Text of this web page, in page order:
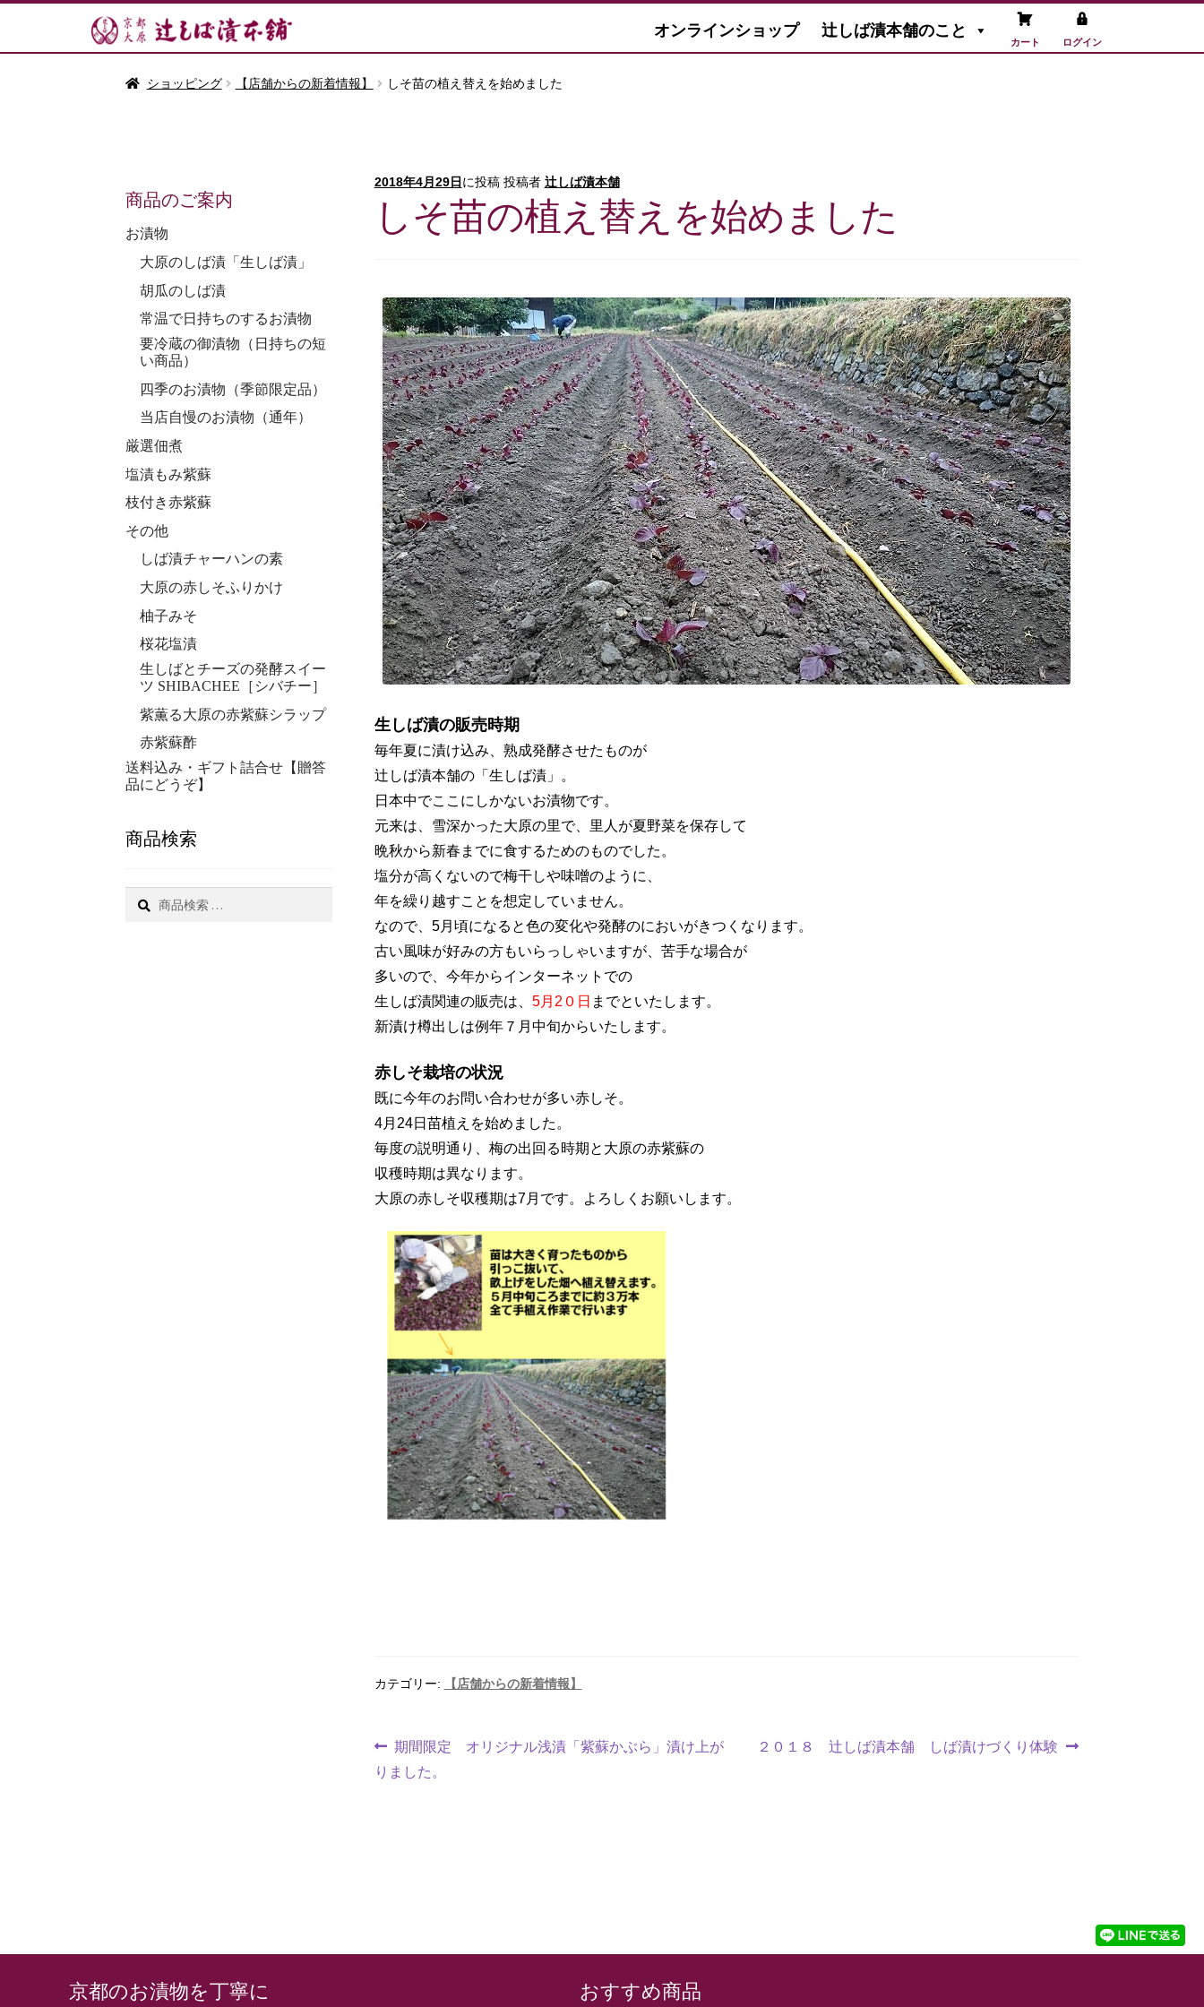
オンラインショップ 辻しば漬本舗のこと
カート ログイン
ショッピング 【店舗からの新着情報】 しそ苗の植え替えを始めました
2018年4月29日に投稿 投稿者 辻しば漬本舗
しそ苗の植え替えを始めました
生しば漬の販売時期
毎年夏に漬け込み、熟成発酵させたものが
辻しば漬本舗の「生しば漬」。
日本中でここにしかないお漬物です。
元来は、雪深かった大原の里で、里人が夏野菜を保存して
晩秋から新春までに食するためのものでした。
塩分が高くないので梅干しや味噌のように、
年を繰り越すことを想定していません。
なので、 5月頃になると色の変化や発酵のにおいがきつくなります。
古い風味が好みの方もいらっしゃいますが、苦手な場合が
多いので、今年からインターネットでの
生しば漬関連の販売は、 5月2０日 までといたします。
新漬け樽出しは例年７月中旬からいたします。
赤しそ栽培の状況
既に今年のお問い合わせが多い赤しそ。
4月24日苗植えを始めました。
毎度の説明通り、梅の出回る時期と大原の赤紫蘇の
収穫時期は異なります。
大原の赤しそ収穫期は7月です。よろしくお願いします。
カテゴリー: 【店舗からの新着情報】
期間限定 オリジナル浅漬「紫蘇かぶら」漬け上が
りました。
２０１８ 辻しば漬本舗 しば漬けづくり体験
商品のご案内
お漬物
大原のしば漬「生しば漬」
胡瓜のしば漬
常温で日持ちのするお漬物
要冷蔵の御漬物（日持ちの短
い商品）
四季のお漬物（季節限定品）
当店自慢のお漬物（通年）
厳選佃煮
塩漬もみ紫蘇
枝付き赤紫蘇
その他
しば漬チャーハンの素
大原の赤しそふりかけ
柚子みそ
桜花塩漬
生しばとチーズの発酵スイー
ツ SHIBACHEE［シバチー］
紫薫る大原の赤紫蘇シラップ
赤紫蘇酢
送料込み・ギフト詰合せ【贈答
品にどうぞ】
商品検索
京都のお漬物を丁寧に おすすめ商品